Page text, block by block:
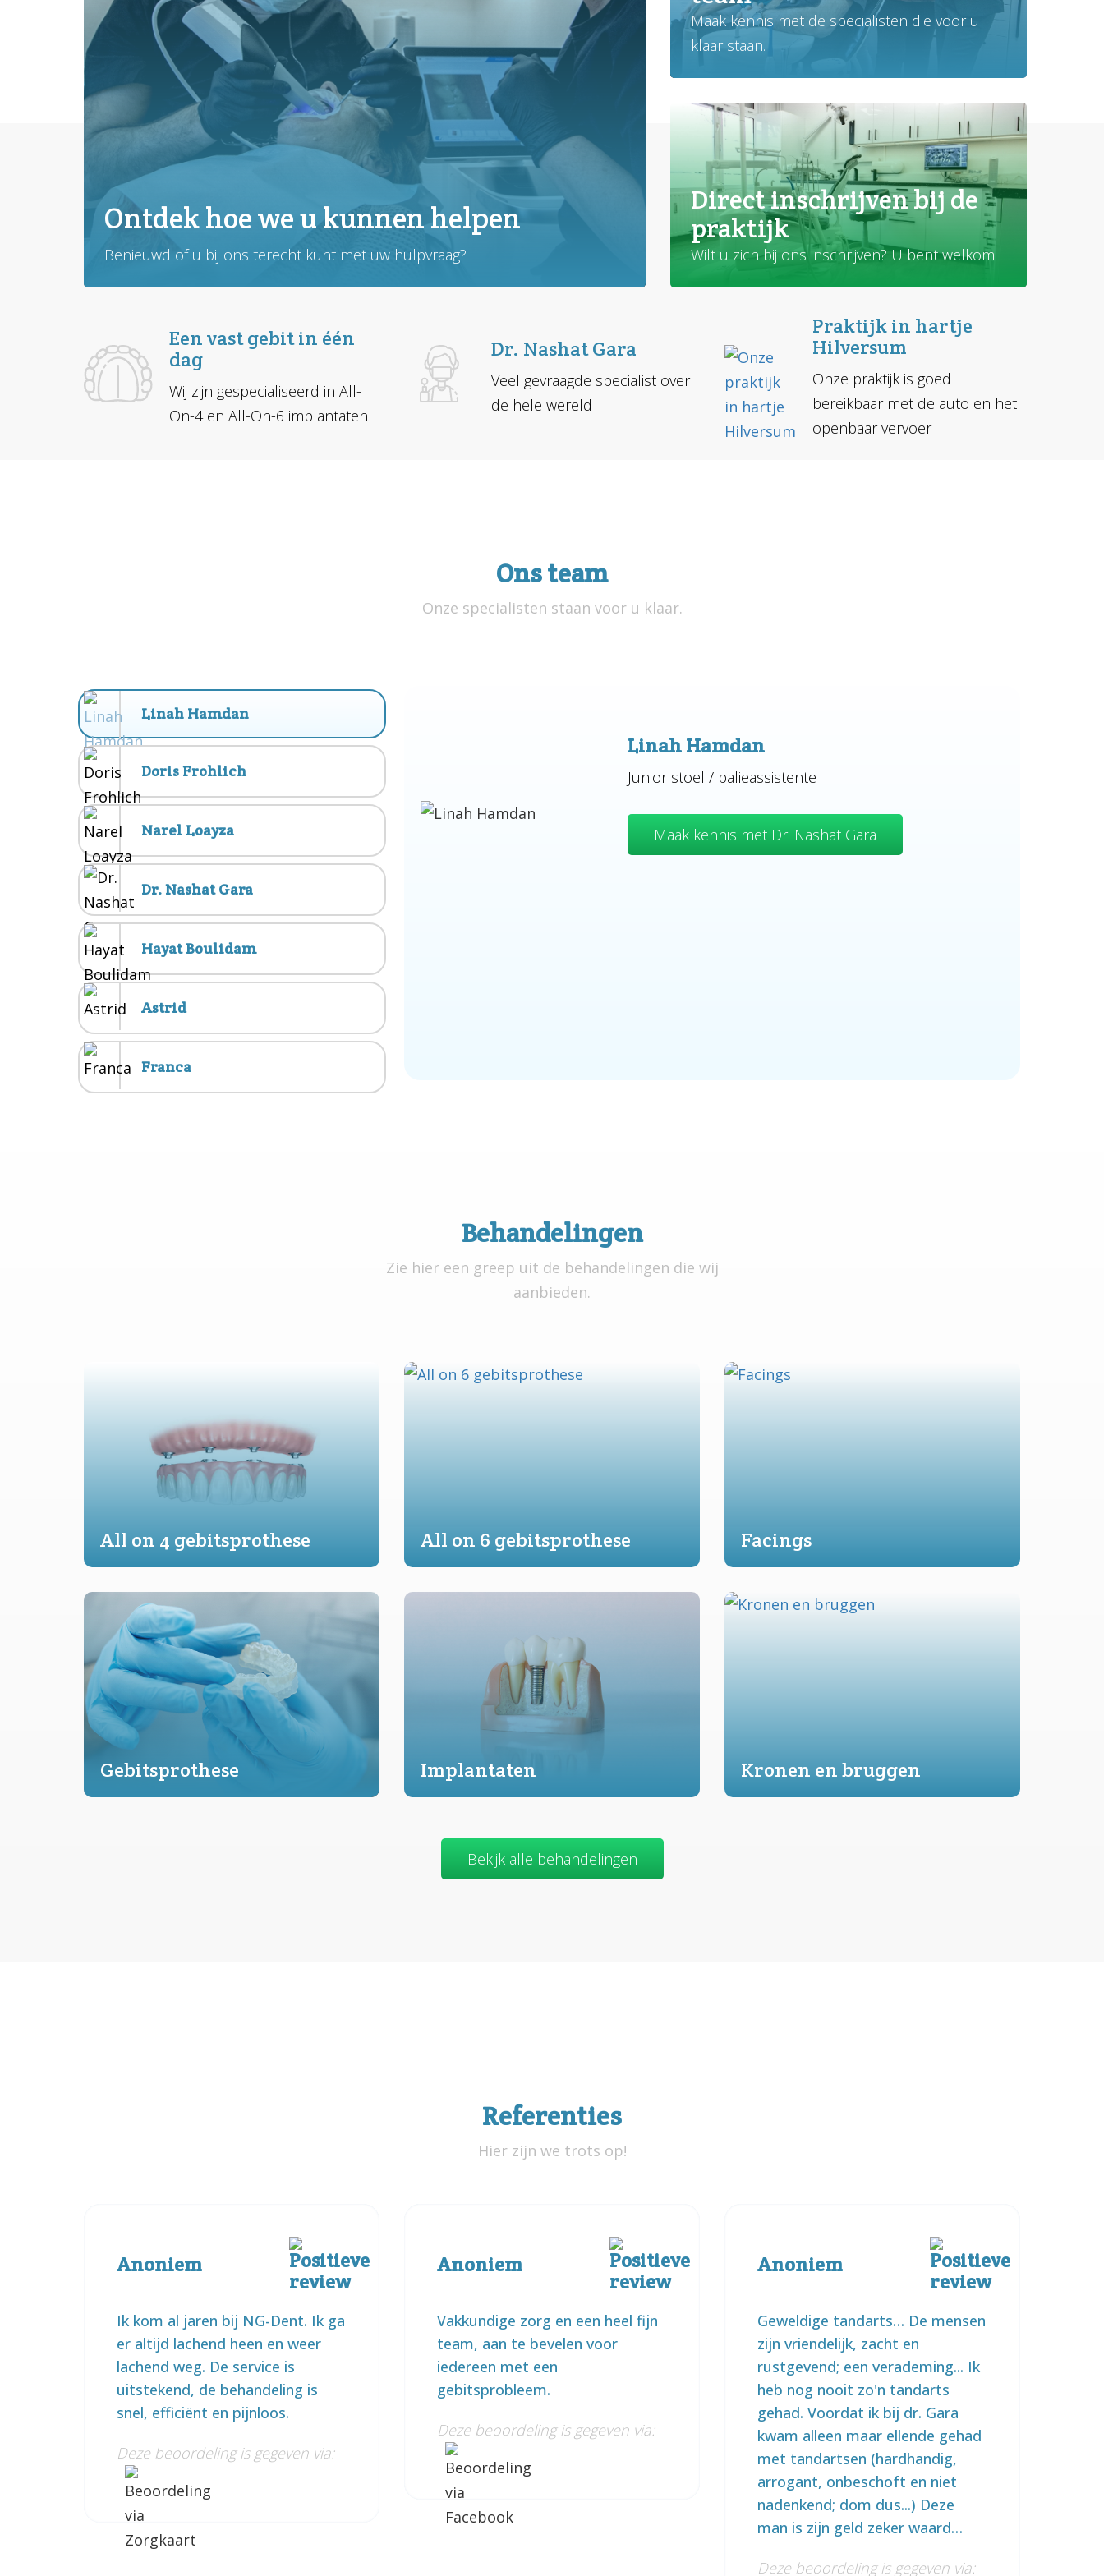
Ontdek hoe we u kunnen helpen
Benieuwd of u bij ons terecht kunt met uw hulpvraag?
Direct inschrijven bij de
praktijk
Wilt u zich bij ons inschrijven? U bent welkom!
Maak kennis met de specialisten die voor u
klaar staan.
Een vast gebit in één
dag
Wij zijn gespecialiseerd in All-
On-4 en All-On-6 implantaten
Dr. Nashat Gara
Veel gevraagde specialist over
de hele wereld
Praktijk in hartje
Hilversum
Onze praktijk is goed
bereikbaar met de auto en het
openbaar vervoer
Ons team
Onze specialisten staan voor u klaar.
Linah Hamdan
Doris Frohlich
Narel Loayza
Dr. Nashat Gara
Hayat Boulidam
Astrid
Franca
Linah Hamdan
Junior stoel / balieassistente
Maak kennis met Dr. Nashat Gara
Behandelingen
Zie hier een greep uit de behandelingen die wij
aanbieden.
All on 4 gebitsprothese All on 6 gebitsprothese Facings
Gebitsprothese Implantaten Kronen en bruggen
Bekijk alle behandelingen
Referenties
Hier zijn we trots op!
Anoniem
Ik kom al jaren bij NG-Dent. Ik ga
er altijd lachend heen en weer
lachend weg. De service is
uitstekend, de behandeling is
snel, efficiënt en pijnloos.
Deze beoordeling is gegeven via:
Anoniem
Vakkundige zorg en een heel fijn
team, aan te bevelen voor
iedereen met een
gebitsprobleem.
Deze beoordeling is gegeven via:
Anoniem
Geweldige tandarts… De mensen
zijn vriendelijk, zacht en
rustgevend; een verademing... Ik
heb nog nooit zo'n tandarts
gehad. Voordat ik bij dr. Gara
kwam alleen maar ellende gehad
met tandartsen (hardhandig,
arrogant, onbeschoft en niet
nadenkend; dom dus...) Deze
man is zijn geld zeker waard…
Deze beoordeling is gegeven via: